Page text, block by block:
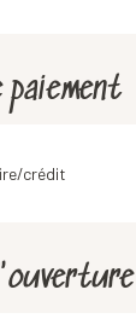
paiement
crédit